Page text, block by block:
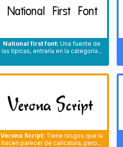
National first font: Una fuente de
las típicas, entraría en la categoría...
Verona Script: Tiene rasgos que la
hacen parecer de caricatura, pero...